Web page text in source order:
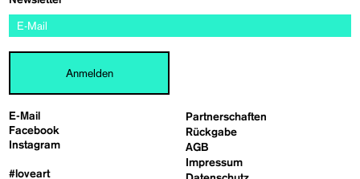
E-Mail
Facebook
Instagram
#loveart
Partnerschaften
Rückgabe
AGB
Impressum
Anmelden